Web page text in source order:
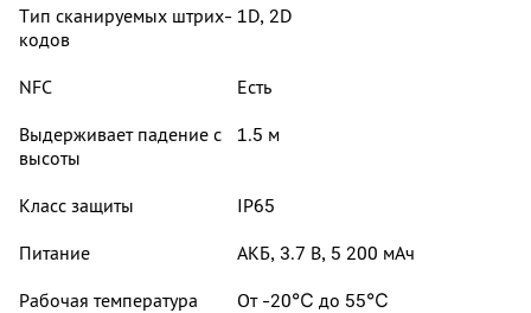
Тип сканируемых штрих-
кодов
1D, 2D
NFC
Есть
Выдерживает падение с
высоты
1.5 м
Класс защиты
IP65
Питание
АКБ, 3.7 В, 5 200 мАч
Рабочая температура
От -20℃ до 55℃